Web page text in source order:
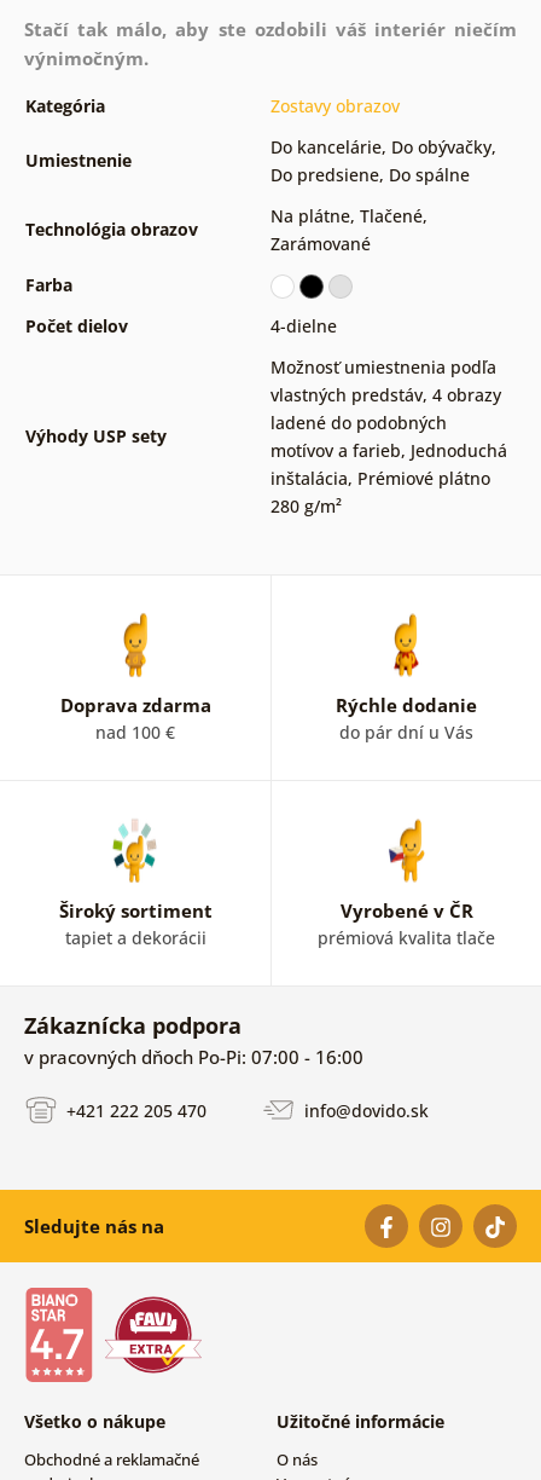
Stačí tak málo, aby ste ozdobili váš interiér niečím
výnimočným.
Kategória Zostavy obrazov
Umiestnenie
Do kancelárie, Do obývačky,
Do predsiene, Do spálne
Technológia obrazov
Na plátne, Tlačené,
Zarámované
Farba
Počet dielov
4-dielne
Výhody USP sety
Možnosť umiestnenia podľa
vlastných predstáv, 4 obrazy
ladené do podobných
motívov a farieb, Jednoduchá
inštalácia, Prémiové plátno
280 g/m²
Doprava zdarma
nad 100 €
Rýchle dodanie
do pár dní u Vás
Široký sortiment
tapiet a dekorácii
Vyrobené v ČR
prémiová kvalita tlače
Zákaznícka podpora
v pracovných dňoch Po-Pi: 07:00 - 16:00
+421 222 205 470 info@dovido.sk
Sledujte nás na
Všetko o nákupe
Obchodné a reklamačné
Užitočné informácie
O nás